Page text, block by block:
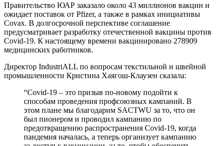
Правительство ЮАР заказало около 43 миллионов вакцин и
ожидает поставок от Pfizer, а также в рамках инициативы
Covax. В долгосрочной перспективе соглашение
предусматривает разработку отечественной вакцины против
Covid-19. К настоящему времени вакцинировано 278909
медицинских работников.
Директор IndustriALL по вопросам текстильной и швейной
промышленности Кристина Хаягош-Клаузен сказала:
“Covid-19 – это призыв по-новому подойти к
способам проведения профсоюзных кампаний. В
этом плане мы благодарим SACTWU за то, что он
был пионером и проводил кампанию по
предотвращению распространения Covid-19, когда
пандемия началась, а теперь организует кампанию